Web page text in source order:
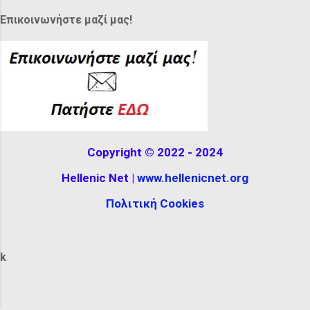
feathers or ribbons. It can be seen at the
Australia. The reconstructio...
Επικοινωνήστε μαζί μας!
Copyright © 2022 - 2024
Hellenic Net | www.hellenicnet.org
Πολιτική Cookies
k